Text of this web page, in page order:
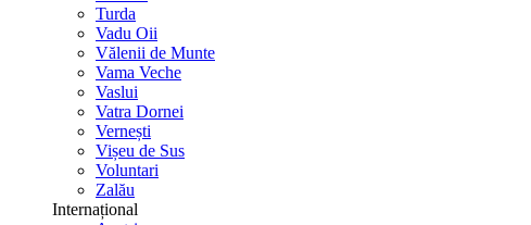
Turda
Vadu Oii
Vălenii de Munte
Vama Veche
Vaslui
Vatra Dornei
Vernești
Vișeu de Sus
Voluntari
Zalău
Internațional